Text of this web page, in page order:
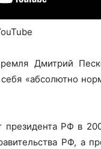
Дмитрий
«абсолютно
РФ в
РФ, а